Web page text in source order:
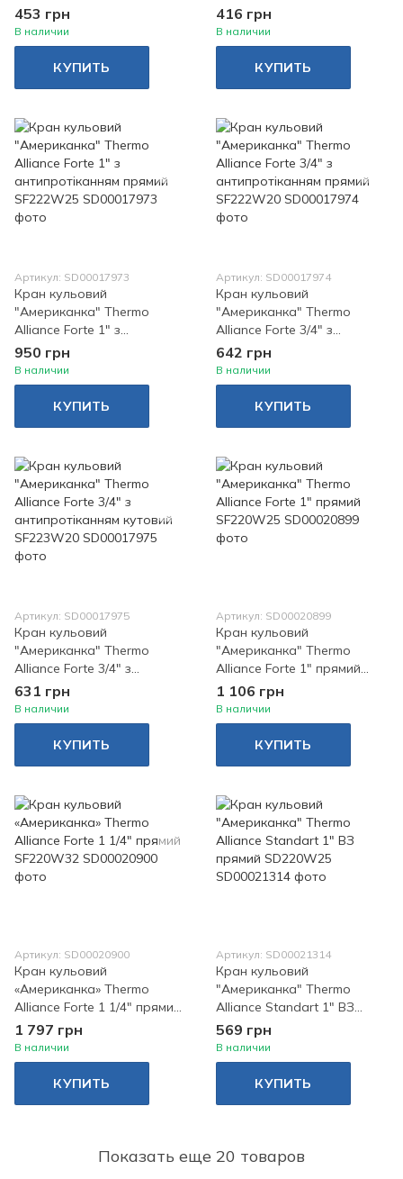
антипротіканням прямий
SF222W15
453 грн
В наличии
КУПИТЬ
антипротіканням кутовий
SF223W15
416 грн
В наличии
КУПИТЬ
Артикул: SD00017973
Кран кульовий
"Американка" Thermo
Alliance Forte 1" з
антипротіканням прямий
SF222W25
950 грн
В наличии
КУПИТЬ
Артикул: SD00017974
Кран кульовий
"Американка" Thermo
Alliance Forte 3/4" з
антипротіканням прямий
SF222W20
642 грн
В наличии
КУПИТЬ
Артикул: SD00017975
Кран кульовий
"Американка" Thermo
Alliance Forte 3/4" з
антипротіканням кутовий
SF223W20
631 грн
В наличии
КУПИТЬ
Артикул: SD00020899
Кран кульовий
"Американка" Thermo
Alliance Forte 1" прямий
SF220W25
1 106 грн
В наличии
КУПИТЬ
Артикул: SD00020900
Кран кульовий
«Американка» Thermo
Alliance Forte 1 1/4" прямий
SF220W32
1 797 грн
В наличии
КУПИТЬ
Артикул: SD00021314
Кран кульовий
"Американка" Thermo
Alliance Standart 1" ВЗ
прямий SD220W25
569 грн
В наличии
КУПИТЬ
Показать еще 20 товаров